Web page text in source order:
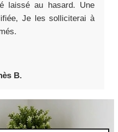
laissé au hasard. Une
Je les solliciterai à
B.